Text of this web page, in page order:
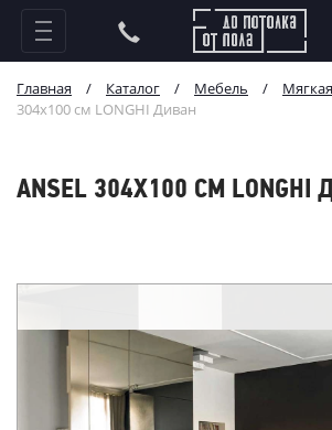
Главная / Каталог / Мебель /
304х100 см LONGHI Диван
ANSEL 304Х100 СМ LONGHI